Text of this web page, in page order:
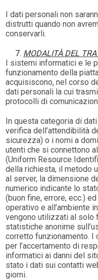
I dati personali non
distrutti quando non
conservarli.
MODALITÀ DEL
I sistemi informatici e le
funzionamento della
acquisiscono, nel corso
dati personali la cui
protocolli di
In questa categoria di
verifica dell’attendibilità
sicurezza) o i nomi a
utenti che si connettono
(Uniform Resource
della richiesta, il metodo
al server, la dimensione
numerico indicante lo
(buon fine, errore, ecc.)
operativo e all’ambiente
vengono utilizzati al solo
statistiche anonime
corretto funzionamento.
per l’accertamento di
informatici ai danni del
stato i dati sui contatti
giorni.